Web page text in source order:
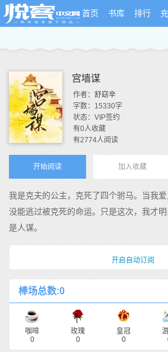
首页 书库 排行
宫墙谋
作者： 舒窈辛
字数： 15330字
状态： VIP签约
有0人收藏
有2774人阅读
开始阅读 加入收藏
我是克夫的公主，克死了四个驸马。当我
没能逃过被克死的命运。只是这次，我才
是人谋。
开启自动订阅
棒场总数:0
咖啡
0
玫瑰
0
皇冠
0